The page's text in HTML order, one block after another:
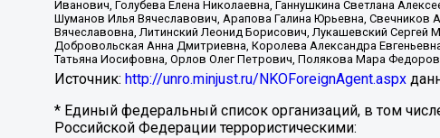
Иванович, Голубева Елена Николаевна, Ганнушкина Светлана
Шуманов Илья Вячеславович, Арапова Галина Юрьевна,
Вячеславовна, Литинский Леонид Борисович, Лукашевский
Добровольская Анна Дмитриевна, Королева Александра
Татьяна Иосифовна, Орлов Олег Петрович, Полякова Мара
Источник: http://unro.minjust.ru/NKOForeignAgent.aspx
* Единый федеральный список организаций, в том
Российской Федерации террористическими: